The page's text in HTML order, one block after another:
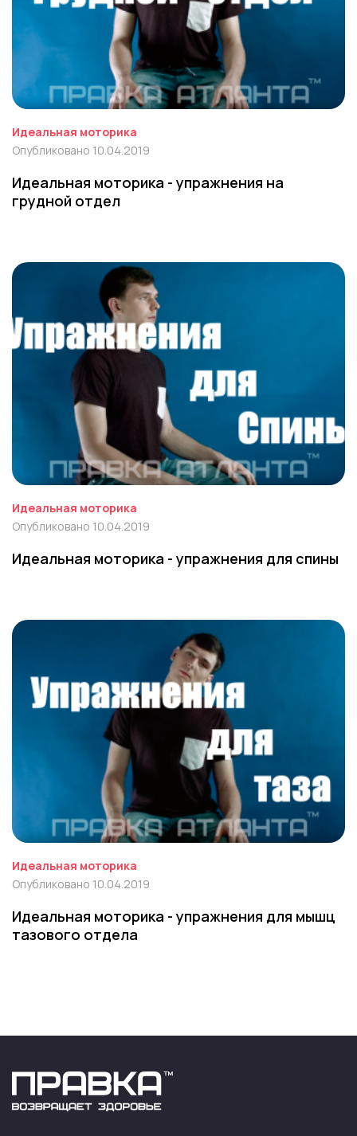
Идеальная моторика
Опубликовано 10.04.2019
Идеальная моторика - упражнения на
грудной отдел
Идеальная моторика
Опубликовано 10.04.2019
Идеальная моторика - упражнения для спины
Идеальная моторика
Опубликовано 10.04.2019
Идеальная моторика - упражнения для мышц
тазового отдела